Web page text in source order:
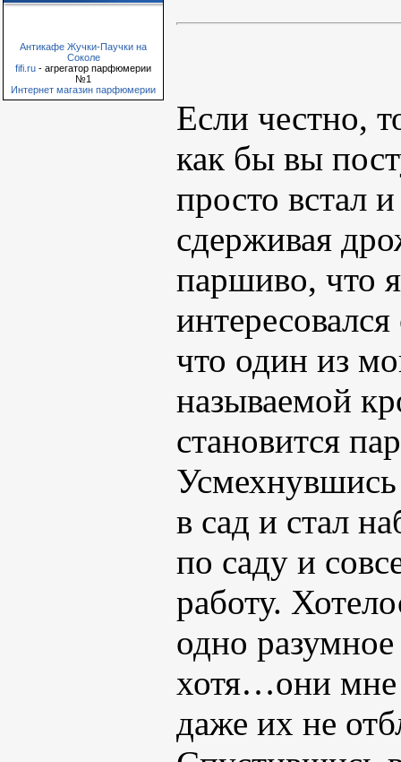
Антикафе Жучки-Паучки на
Соколе
fifi.ru - агрегатор парфюмерии
№1
Интернет магазин парфюмерии
Если честно,
как бы вы
просто встал
сдерживая
паршиво, что
что один из
называемой
становится
в сад и стал
по саду и
работу.
одно
хотя…они мне
даже их не